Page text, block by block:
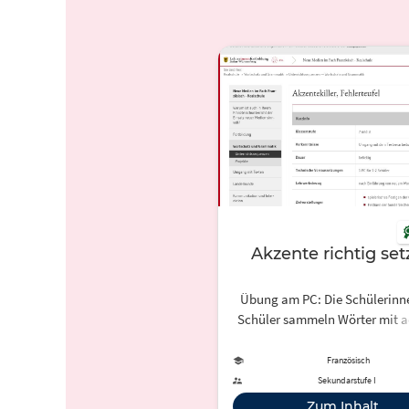
Akzente richtig
Übung am PC: Die
Schüler sammeln Wörter mit
französischen Sprache. Sie
eine bestimmte Anzahl aus
schreiben sie ohne die
Französisch
Sekundarstufe I